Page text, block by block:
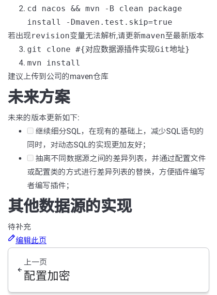
cd nacos && mvn -B clean package
install -Dmaven.test.skip=true
若出现revision变量无法解析,请更新maven至最新版本
git clone #{对应数据源插件实现Git地址}
mvn install
建议上传到公司的maven仓库
未来方案
未来的版本更新如下:
继续细分SQL，在现有的基础上，减少SQL语句的
同时，对动态SQL的实现更加友好；
抽离不同数据源之间的差异列表，并通过配置文件
或配置类的方式进行差异列表的替换，方便插件编写
者编写插件；
其他数据源的实现
待补充
编辑此页
上一页
配置加密